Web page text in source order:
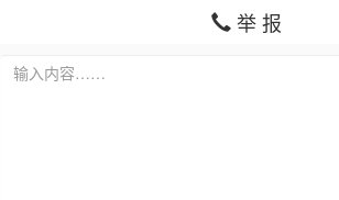
举 报